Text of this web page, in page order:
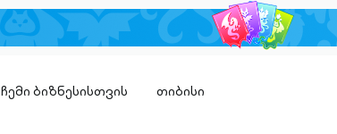
ჩემი ბიზნესისთვის თიბისი